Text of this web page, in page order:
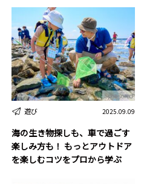
遊び 2025.09.09
海の生き物探しも、車で過ごす
楽しみ方も！ もっとアウトドア
を楽しむコツをプロから学ぶ
Sponsored